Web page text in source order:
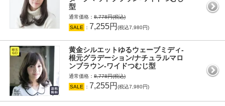
型
通常価格： 8,778円(税込)
SALE ： 7,255円 (税込7,980円)
黄金シルエットゆるウェーブミディ-
根元グラデーション/ナチュラルマロ
ンブラウン-ワイドつむじ型
通常価格： 8,778円(税込)
SALE ： 7,255円 (税込7,980円)